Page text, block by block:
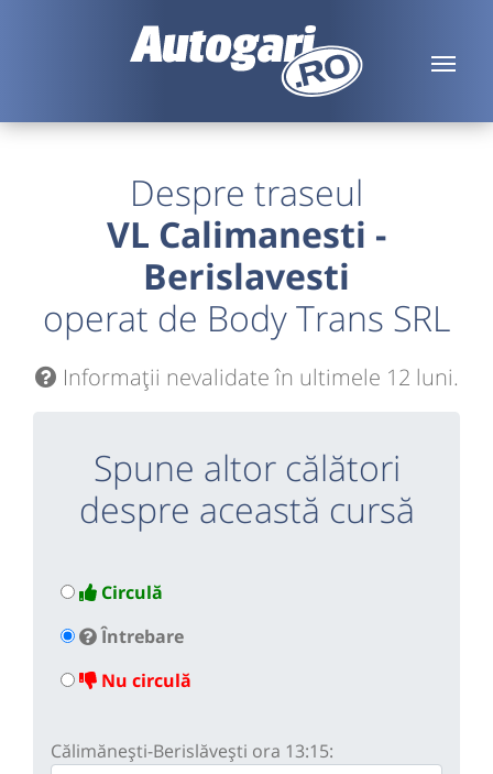
Despre traseul
VL Calimanesti -
Berislavesti
operat de Body Trans SRL
Informaţii nevalidate în ultimele 12 luni.
Spune altor călători
despre această cursă
Circulă
Întrebare
Nu circulă
Călimănești-Berislăvești ora 13:15: